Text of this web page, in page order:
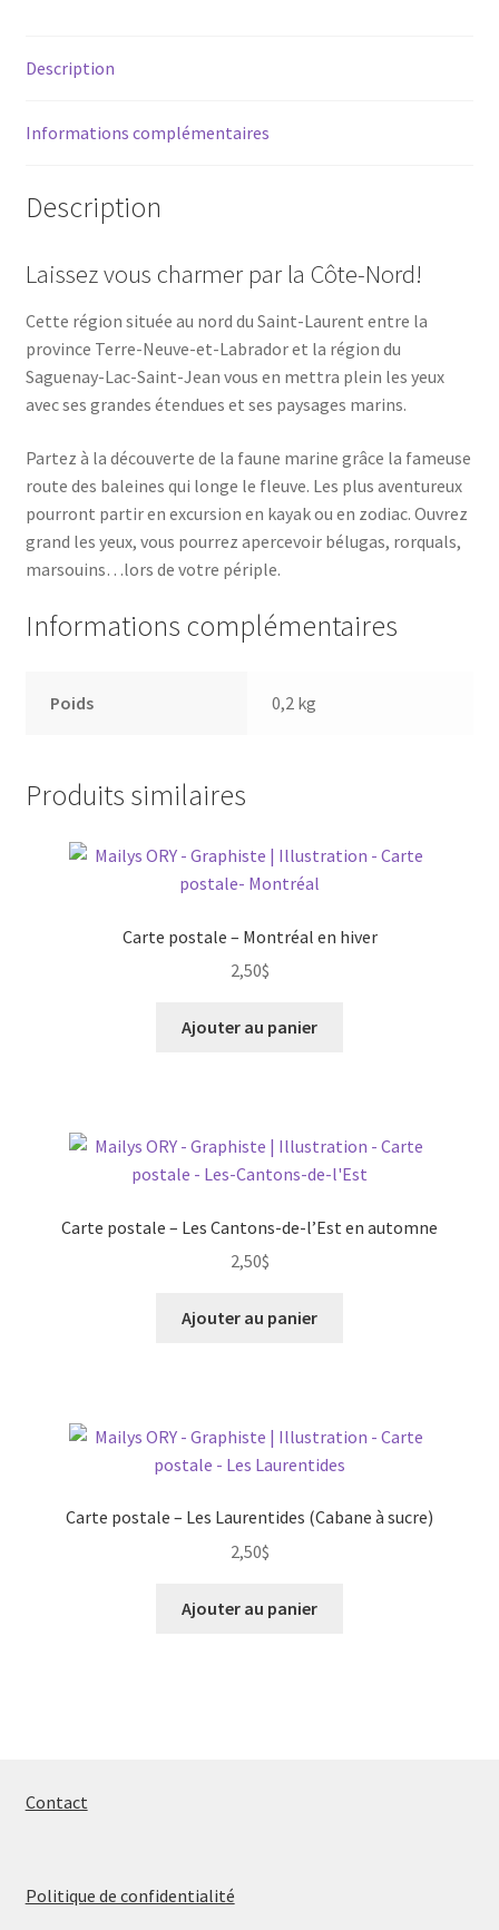
(hiver)
Description
Informations complémentaires
Description
Laissez vous charmer par la Côte-Nord!
Cette région située au nord du Saint-Laurent entre la
province Terre-Neuve-et-Labrador et la région du
Saguenay-Lac-Saint-Jean vous en mettra plein les yeux
avec ses grandes étendues et ses paysages marins.
Partez à la découverte de la faune marine grâce la fameuse
route des baleines qui longe le fleuve. Les plus aventureux
pourront partir en excursion en kayak ou en zodiac. Ouvrez
grand les yeux, vous pourrez apercevoir bélugas, rorquals,
marsouins…lors de votre périple.
Informations complémentaires
Poids 0,2 kg
Produits similaires
Carte postale – Montréal en hiver
2,50$
Ajouter au panier
Carte postale – Les Cantons-de-l’Est en automne
2,50$
Ajouter au panier
Carte postale – Les Laurentides (Cabane à sucre)
2,50$
Ajouter au panier
Contact
Politique de confidentialité